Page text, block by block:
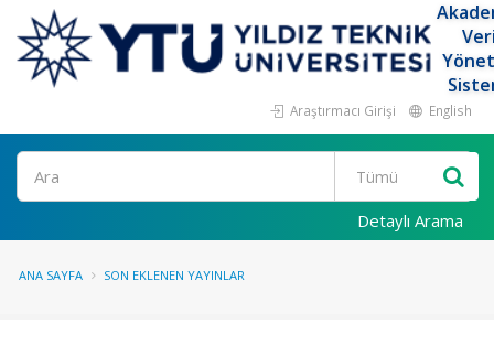
Araştırmacı Girişi English
Ara
Detaylı Arama
ANA SAYFA SON EKLENEN YAYINLAR